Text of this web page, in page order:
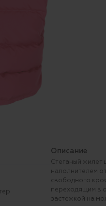
Описание
Стеганый жилет
наполнителем
свободного
переходящим в
застежкой на